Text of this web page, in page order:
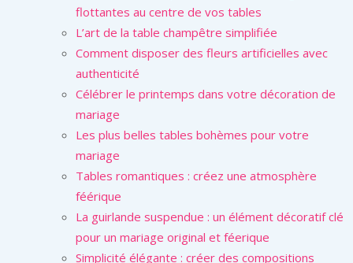
flottantes au centre de vos tables
L’art de la table champêtre simplifiée
Comment disposer des fleurs artificielles avec
authenticité
Célébrer le printemps dans votre décoration de
mariage
Les plus belles tables bohèmes pour votre
mariage
Tables romantiques : créez une atmosphère
féérique
La guirlande suspendue : un élément décoratif clé
pour un mariage original et féerique
Simplicité élégante : créer des compositions